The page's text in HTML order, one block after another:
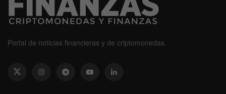
Portal de noticias financieras y de criptomonedas.